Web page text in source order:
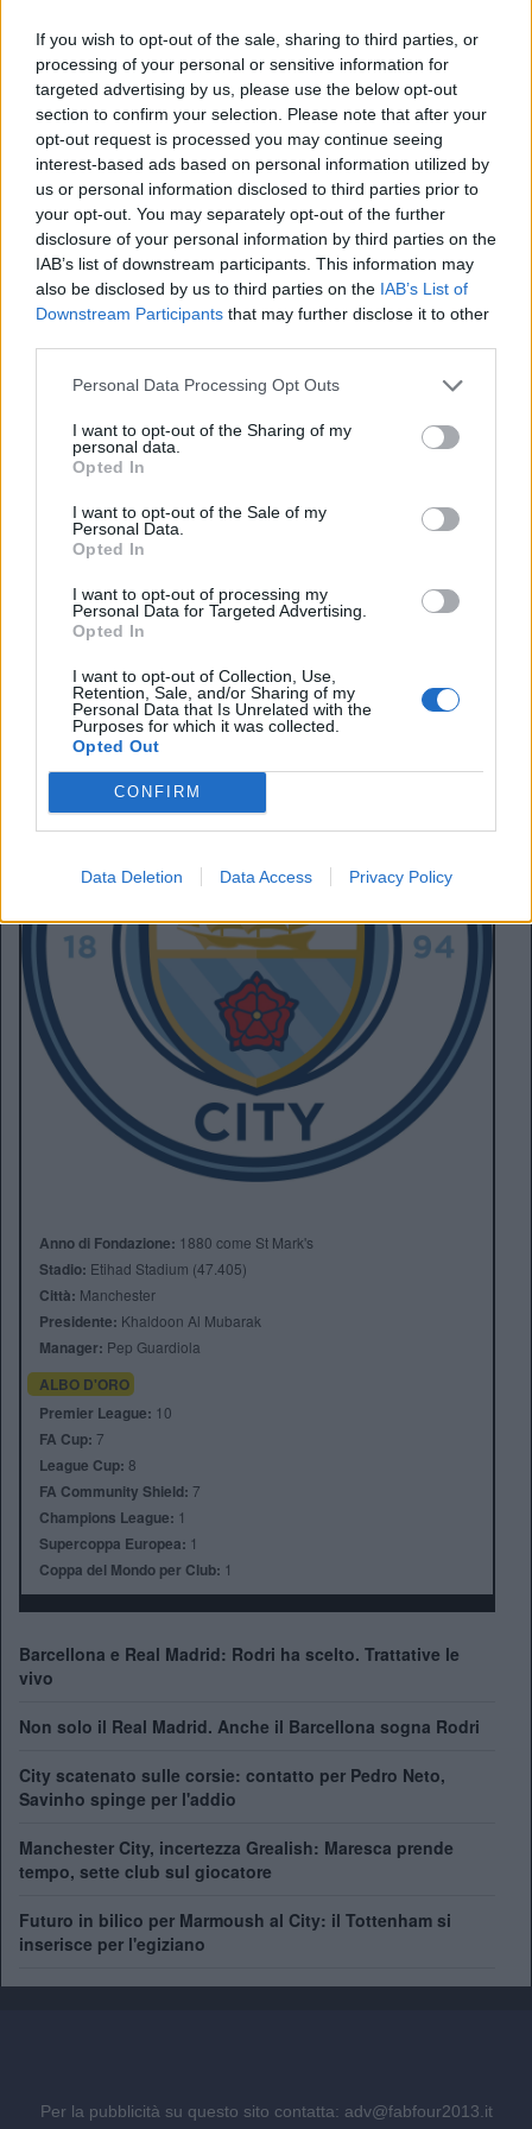
If you wish to opt-out of the sale, sharing to third parties, or
processing of your personal or sensitive information for
targeted advertising by us, please use the below opt-out
section to confirm your selection. Please note that after your
opt-out request is processed you may continue seeing
interest-based ads based on personal information utilized by
us or personal information disclosed to third parties prior to
your opt-out. You may separately opt-out of the further
disclosure of your personal information by third parties on the
IAB’s list of downstream participants. This information may
also be disclosed by us to third parties on the IAB’s List of
Downstream Participants that may further disclose it to other
Personal Data Processing Opt Outs
I want to opt-out of the Sharing of my
personal data.
Opted In
I want to opt-out of the Sale of my
Personal Data.
Opted In
I want to opt-out of processing my
Personal Data for Targeted Advertising.
Opted In
I want to opt-out of Collection, Use,
Retention, Sale, and/or Sharing of my
Personal Data that Is Unrelated with the
Purposes for which it was collected.
Opted Out
CONFIRM
Data Deletion Data Access Privacy Policy
tracciando un bilancio della stagione appena conclusa in
Inghilterra:
La forma fisica: “Arrivo fresco alla competizione. A
livello personale è stata una buona annata, anche se
con il club non abbiamo ottenuto tutti i traguardi che
volevamo. Ho meno ritmo rispetto al 2024, ma di
contro ho anche molte meno partite accumulate nelle
gambe”.
La pressione del Mondiale:“Le favorite sono le
squadre che abbiamo tutti in mente, ma lo status va
dimostrato sul rettangolo verde: le etichette servono
a poco. Il Mondiale è un torneo lungo ed esigente,
dovremo valutare le sensazioni gara dopo gara.
Siamo felici, entusiasti e siamo arrivati tutti in ottima
salute. Essere considerati tra i candidati alla vittoria è
un complimento, ma adesso tocca a noi”.
relativamente breve, il futuro del Pallone d’Oro si deciderà
ufficialmente solo dopo l’avventura mondiale. Ma l’ombra
del Real Madrid, adesso, è più ingombrante che mai.
Anno di Fondazione: 1880 come St Mark's
Stadio: Etihad Stadium (47.405)
Città: Manchester
Presidente: Khaldoon Al Mubarak
Manager: Pep Guardiola
ALBO D'ORO
Premier League: 10
FA Cup: 7
League Cup: 8
FA Community Shield: 7
Champions League: 1
Supercoppa Europea: 1
Coppa del Mondo per Club: 1
Barcellona e Real Madrid: Rodri ha scelto. Trattative le
vivo
Non solo il Real Madrid. Anche il Barcellona sogna Rodri
City scatenato sulle corsie: contatto per Pedro Neto,
Savinho spinge per l'addio
Manchester City, incertezza Grealish: Maresca prende
tempo, sette club sul giocatore
Futuro in bilico per Marmoush al City: il Tottenham si
inserisce per l'egiziano
Per la pubblicità su questo sito contatta: adv@fabfour2013.it